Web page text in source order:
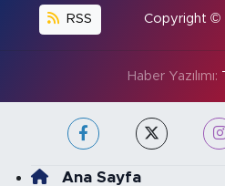
RSS Copyright ©
Haber Yazılımı:
Ana Sayfa